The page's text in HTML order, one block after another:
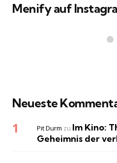
Menify auf
Neueste
Pit Durm zu Im Kino:
Geheimnis der